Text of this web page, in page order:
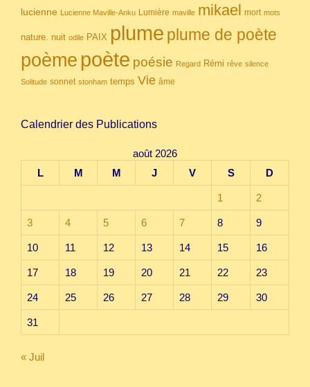
lucienne Lucienne Maville-Anku Lumière maville mikael mort mots
nature. nuit odile PAIX plume plume de poète
poème poète poésie Regard Rémi rêve silence
Solitude sonnet stonham temps Vie âme
Calendrier des Publications
août 2026
L
M M J V S D
1 2
3 4 5 6 7 8 9
10 11 12 13 14 15 16
17 18 19 20 21 22 23
24 25 26 27 28 29 30
31
« Juil